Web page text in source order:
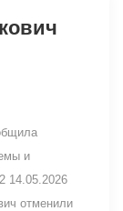
и
14.05.2026
отменили